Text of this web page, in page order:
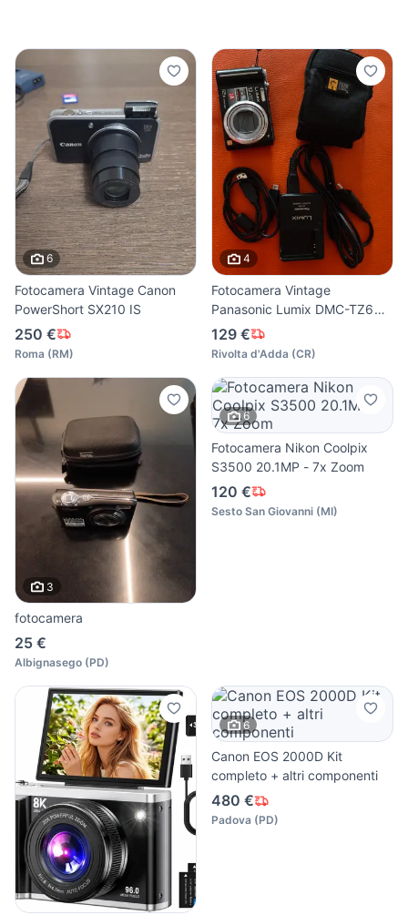
6
Fotocamera Vintage Canon
PowerShort SX210 IS
250 €
Roma (RM)
4
Fotocamera Vintage
Panasonic Lumix DMC-TZ6
Lente L
129 €
Rivolta d'Adda (CR)
3
fotocamera
25 €
Albignasego (PD)
6
Fotocamera Nikon Coolpix
S3500 20.1MP - 7x Zoom
120 €
Sesto San Giovanni (MI)
6
Canon EOS 2000D Kit
completo + altri componenti
480 €
Padova (PD)